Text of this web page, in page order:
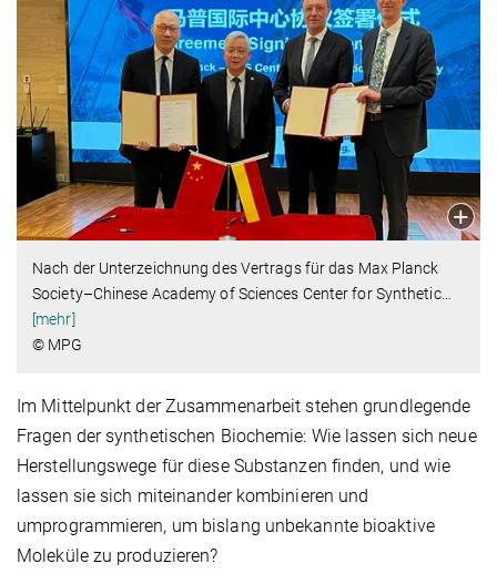
Nach der Unterzeichnung des Vertrags für das Max Planck
Society–Chinese Academy of Sciences Center for Synthetic…
[mehr]
© MPG
Im Mittelpunkt der Zusammenarbeit stehen grundlegende
Fragen der synthetischen Biochemie: Wie lassen sich neue
Herstellungswege für diese Substanzen finden, und wie
lassen sie sich miteinander kombinieren und
umprogrammieren, um bislang unbekannte bioaktive
Moleküle zu produzieren?